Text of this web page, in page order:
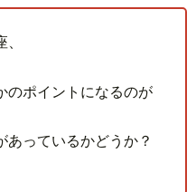
のポイントになるのが
あっているかどうか？